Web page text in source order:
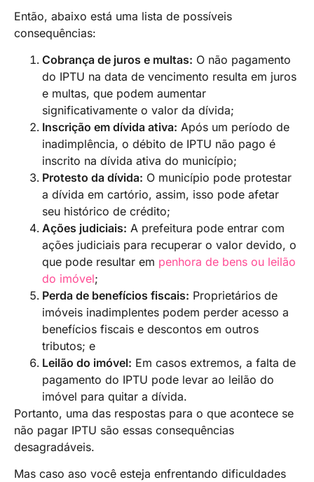
Então, abaixo está uma lista de possíveis
consequências:
Cobrança de juros e multas: O não pagamento
do IPTU na data de vencimento resulta em juros
e multas, que podem aumentar
significativamente o valor da dívida;
Inscrição em dívida ativa: Após um período de
inadimplência, o débito de IPTU não pago é
inscrito na dívida ativa do município;
Protesto da dívida: O município pode protestar
a dívida em cartório, assim, isso pode afetar
seu histórico de crédito;
Ações judiciais: A prefeitura pode entrar com
ações judiciais para recuperar o valor devido, o
que pode resultar em penhora de bens ou leilão
do imóvel;
Perda de benefícios fiscais: Proprietários de
imóveis inadimplentes podem perder acesso a
benefícios fiscais e descontos em outros
tributos; e
Leilão do imóvel: Em casos extremos, a falta de
pagamento do IPTU pode levar ao leilão do
imóvel para quitar a dívida.
Portanto, uma das respostas para o que acontece se
não pagar IPTU são essas consequências
desagradáveis.
Mas caso aso você esteja enfrentando dificuldades